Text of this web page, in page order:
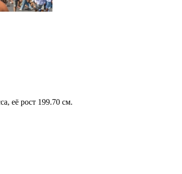
её рост 199.70 см.